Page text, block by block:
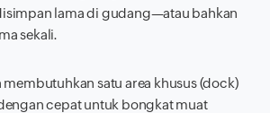
lama di gudang—atau bahkan
sekali.
membutuhkan satu area khusus (dock)
cepat untuk bongkat muat